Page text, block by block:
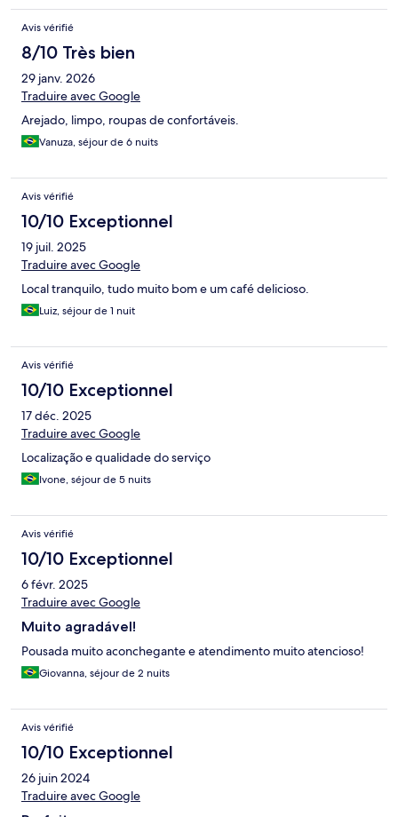
Avis vérifié
8/10 Très bien
29 janv. 2026
Traduire avec Google
Arejado, limpo, roupas de confortáveis.
Vanuza, séjour de 6 nuits
Avis vérifié
10/10 Exceptionnel
19 juil. 2025
Traduire avec Google
Local tranquilo, tudo muito bom e um café delicioso.
Luiz, séjour de 1 nuit
Avis vérifié
10/10 Exceptionnel
17 déc. 2025
Traduire avec Google
Localização e qualidade do serviço
Ivone, séjour de 5 nuits
Avis vérifié
10/10 Exceptionnel
6 févr. 2025
Traduire avec Google
Muito agradável!
Pousada muito aconchegante e atendimento muito atencioso!
Giovanna, séjour de 2 nuits
Avis vérifié
10/10 Exceptionnel
26 juin 2024
Traduire avec Google